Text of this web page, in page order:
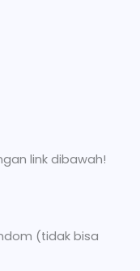
link dibawah!
(tidak bisa